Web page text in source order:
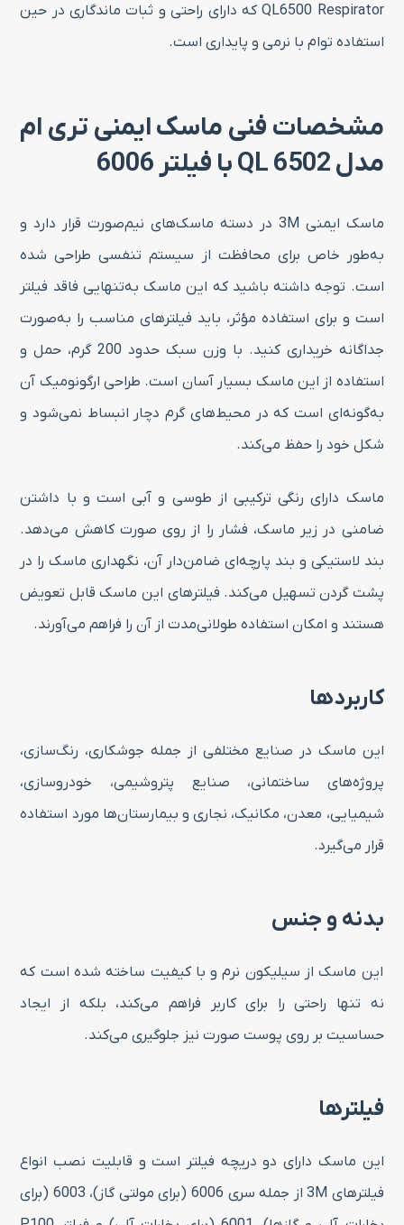
QL6500 Respirator که دارای راحتی و ثبات ماندگاری در حین
استفاده توام با نرمی و پایداری است.
مشخصات فنی ماسک ایمنی تری ام
مدل 6502 QL با فیلتر 6006
ماسک ایمنی 3M در دسته ماسک‌های نیم‌صورت قرار دارد و
به‌طور خاص برای محافظت از سیستم تنفسی طراحی شده
است. توجه داشته باشید که این ماسک به‌تنهایی فاقد فیلتر
است و برای استفاده مؤثر، باید فیلترهای مناسب را به‌صورت
جداگانه خریداری کنید. با وزن سبک حدود 200 گرم، حمل و
استفاده از این ماسک بسیار آسان است. طراحی ارگونومیک آن
به‌گونه‌ای است که در محیط‌های گرم دچار انبساط نمی‌شود و
شکل خود را حفظ می‌کند.
ماسک دارای رنگی ترکیبی از طوسی و آبی است و با داشتن
ضامنی در زیر ماسک، فشار را از روی صورت کاهش می‌دهد.
بند لاستیکی و بند پارچه‌ای ضامن‌دار آن، نگهداری ماسک را در
پشت گردن تسهیل می‌کند. فیلترهای این ماسک قابل تعویض
هستند و امکان استفاده طولانی‌مدت از آن را فراهم می‌آورند.
کاربردها
این ماسک در صنایع مختلفی از جمله جوشکاری، رنگ‌سازی،
پروژه‌های ساختمانی، صنایع پتروشیمی، خودروسازی،
شیمیایی، معدن، مکانیک، نجاری و بیمارستان‌ها مورد استفاده
قرار می‌گیرد.
بدنه و جنس
این ماسک از سیلیکون نرم و با کیفیت ساخته شده است که
نه تنها راحتی را برای کاربر فراهم می‌کند، بلکه از ایجاد
حساسیت بر روی پوست صورت نیز جلوگیری می‌کند.
فیلترها
این ماسک دارای دو دریچه فیلتر است و قابلیت نصب انواع
فیلترهای 3M از جمله سری 6006 (برای مولتی گاز)، 6003 (برای